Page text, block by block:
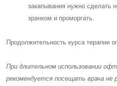
закапывания нужно сделать
зрачком и проморгать.
Продолжительность курса терапии
При длительном использовании
рекомендуется посещать врача не